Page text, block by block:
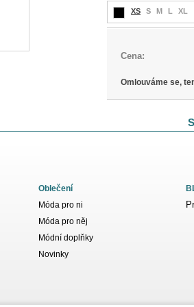
XS S M L XL
Cena:
Omlouváme se,
Oblečení
Móda pro ni
Móda pro něj
Módní doplňky
Novinky